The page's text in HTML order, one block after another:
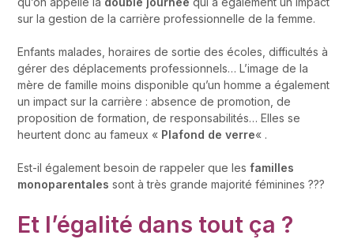
sur la gestion de la carrière professionnelle de la femme.
Enfants malades, horaires de sortie des écoles, difficultés à
gérer des déplacements professionnels… L’image de la
mère de famille moins disponible qu’un homme a également
un impact sur la carrière : absence de promotion, de
proposition de formation, de responsabilités… Elles se
heurtent donc au fameux « Plafond de verre« .
Est-il également besoin de rappeler que lesfamilles
monoparentales sont à très grande majorité féminines ???
Et l’égalité dans tout ça ?